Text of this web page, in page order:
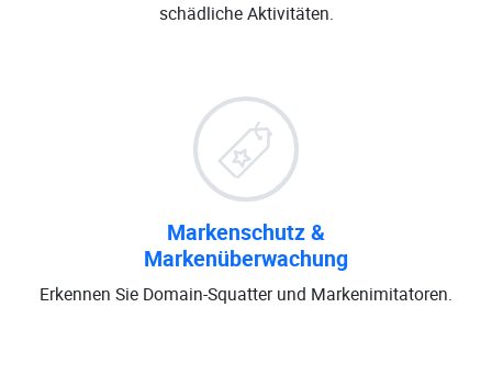
schädliche Aktivitäten.
Markenschutz &
Markenüberwachung
Erkennen Sie Domain-Squatter und Markenimitatoren.